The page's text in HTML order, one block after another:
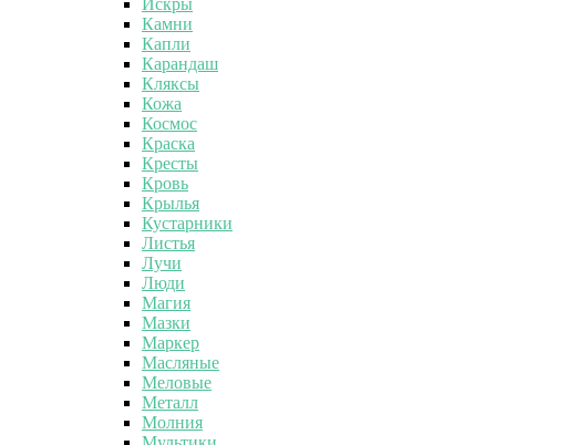
Искры
Камни
Капли
Карандаш
Кляксы
Кожа
Космос
Краска
Кресты
Кровь
Крылья
Кустарники
Листья
Лучи
Люди
Магия
Мазки
Маркер
Масляные
Меловые
Металл
Молния